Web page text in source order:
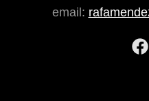
email: